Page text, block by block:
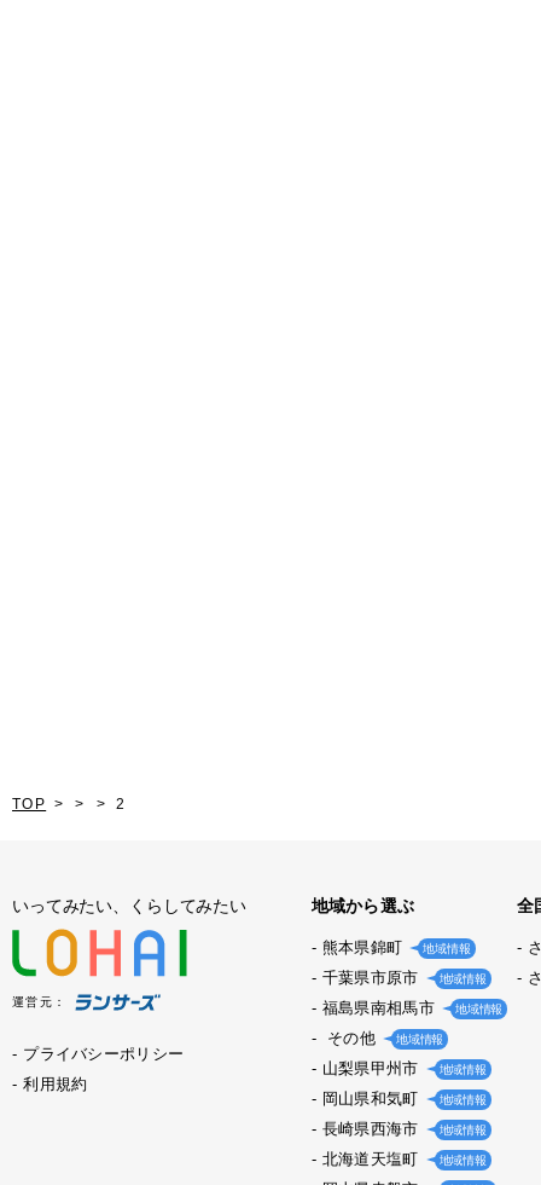
TOP 2
いってみたい、くらしてみたい
運営元：
プライバシーポリシー
利用規約
地域から選ぶ
熊本県錦町 地域情報
千葉県市原市 地域情報
福島県南相馬市 地域情報
その他 地域情報
山梨県甲州市 地域情報
岡山県和気町 地域情報
長崎県西海市 地域情報
北海道天塩町 地域情報
全